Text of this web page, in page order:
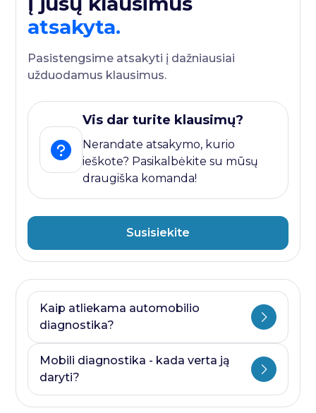
atsakyta.
Pasistengsime atsakyti į dažniausiai
užduodamus klausimus.
Vis dar turite klausimų?
Nerandate atsakymo, kurio
ieškote? Pasikalbėkite su mūsų
draugiška komanda!
Susisiekite
Kaip atliekama automobilio
diagnostika?
Ji visada prasideda nuo kompiuterines
diagnostikos ir baigiasi papildomais
Mobili diagnostika - kada verta ją
daryti?